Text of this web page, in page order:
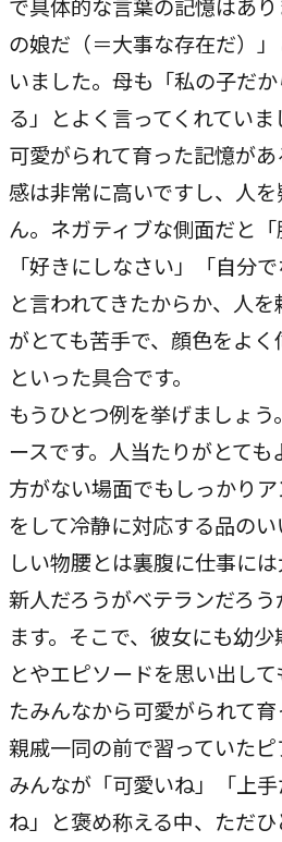
で具体的な言葉の記憶はあ
の娘だ（＝大事な存在だ）
いました。母も「私の子だ
る」とよく言ってくれてい
可愛がられて育った記憶が
感は非常に高いですし、人
ん。ネガティブな側面だと「
「好きにしなさい」「自分
と言われてきたからか、人
がとても苦手で、顔色をよ
といった具合です。
もうひとつ例を挙げましょ
ースです。人当たりがとて
方がない場面でもしっかり
をして冷静に対応する品の
しい物腰とは裏腹に仕事に
新人だろうがベテランだろ
ます。そこで、彼女にも幼
とやエピソードを思い出し
たみんなから可愛がられて育
親戚一同の前で習っていたピ
みんなが「可愛いね」「上
ね」と褒め称える中、ただ